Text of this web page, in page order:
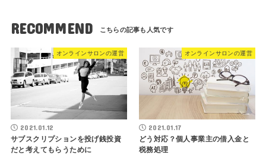
RECOMMEND
オンラインサロンの運営
2021.01.12
サブスクリプションを投げ銭投資
だと考えてもらうために
オンラインサロンの運営
2021.01.17
どう対応？個人事業主の借入金と
税務処理